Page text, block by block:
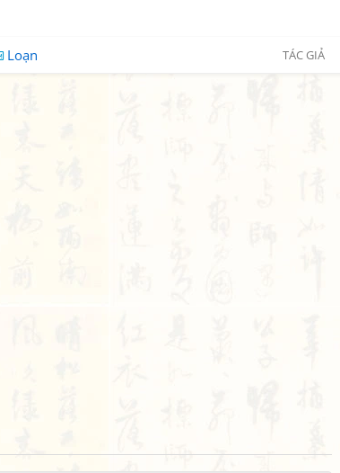
Loạn TÁC GIẢ